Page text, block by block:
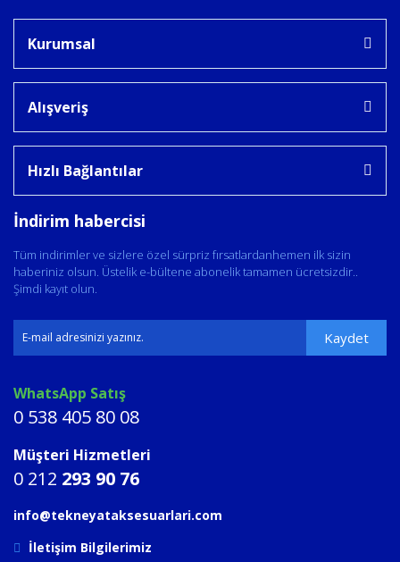
Kurumsal
Alışveriş
Hızlı Bağlantılar
İndirim habercisi
Tüm indirimler ve sizlere özel sürpriz fırsatlardanhemen ilk sizin
haberiniz olsun. Üstelik e-bültene abonelik tamamen ücretsizdir..
Şimdi kayıt olun.
Kaydet
WhatsApp Satış
0 538 405 80 08
Müşteri Hizmetleri
0 212 293 90 76
info@tekneyataksesuarlari.com
İletişim Bilgilerimiz